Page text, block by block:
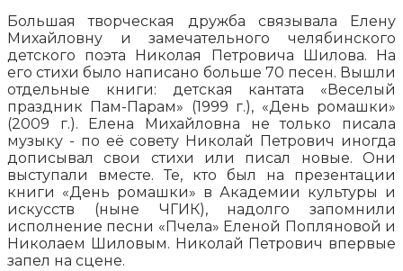
Большая творческая дружба связывала Елену
Михайловну и замечательного челябинского
детского поэта Николая Петровича Шилова. На
его стихи было написано больше 70 песен. Вышли
отдельные книги: детская кантата «Веселый
праздник Пам-Парам» (1999 г.), «День ромашки»
(2009 г.). Елена Михайловна не только писала
музыку - по её совету Николай Петрович иногда
дописывал свои стихи или писал новые. Они
выступали вместе. Те, кто был на презентации
книги «День ромашки» в Академии культуры и
искусств (ныне ЧГИК), надолго запомнили
исполнение песни «Пчела» Еленой Попляновой и
Николаем Шиловым. Николай Петрович впервые
запел на сцене.